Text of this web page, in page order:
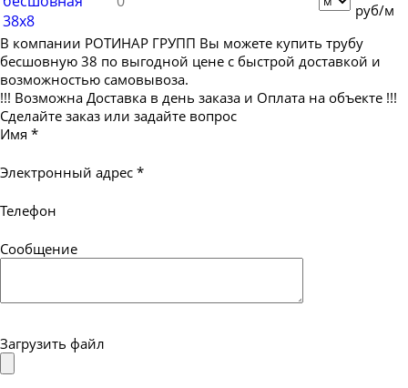
Труба бесшовная 180
Труба бесшовная 194
Труба бесшовная 203
Труба бесшовная 219
Труба бесшовная 245
Труба бесшовная 299
Труба бесшовная 325
Труба бесшовная 426
38х8
руб/м
В компании РОТИНАР ГРУПП Вы можете купить трубу
бесшовную 38 по выгодной цене с быстрой доставкой и
возможностью самовывоза.
!!! Возможна Доставка в день заказа и Оплата на объекте !!!
Сделайте заказ или задайте вопрос
Имя *
Электронный адрес *
Телефон
Сообщение
Загрузить файл